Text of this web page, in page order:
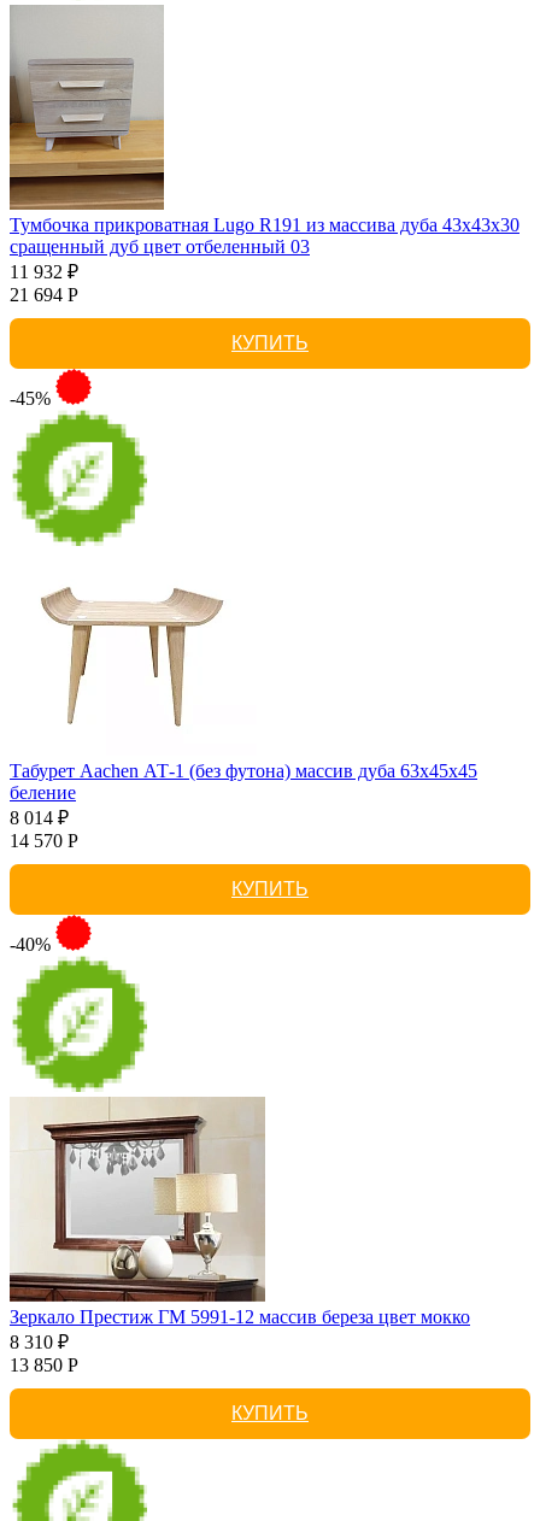
Тумбочка прикроватная Lugo R191 из массива дуба 43х43х30
сращенный дуб цвет отбеленный 03
11 932 ₽
21 694 Р
КУПИТЬ
-45%
Табурет Aachen АТ-1 (без футона) массив дуба 63х45х45
беление
8 014 ₽
14 570 Р
КУПИТЬ
-40%
Зеркало Престиж ГМ 5991-12 массив береза цвет мокко
8 310 ₽
13 850 Р
КУПИТЬ